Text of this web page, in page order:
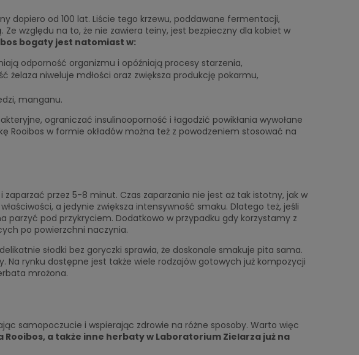
dopiero od 100 lat. Liście tego krzewu, poddawane fermentacji,
. Ze względu na to, że nie zawiera teiny, jest bezpieczny dla kobiet w
bogaty jest natomiast w:
odporność organizmu i opóźniają procesy starzenia,
niweluje mdłości oraz zwiększa produkcję pokarmu,
manganu.
ograniczać insulinooporność i łagodzić powikłania wywołane
Rooibos w formie okładów można też z powodzeniem stosować na
przez 5-8 minut. Czas zaparzania nie jest aż tak istotny, jak w
a jedynie zwiększa intensywność smaku. Dlatego też, jeśli
parzyć pod przykryciem. Dodatkowo w przypadku gdy korzystamy z
po powierzchni naczynia.
słodki bez goryczki sprawia, że doskonale smakuje pita sama.
Na rynku dostępne jest także wiele rodzajów gotowych już kompozycji
mrożona.
samopoczucie i wspierając zdrowie na różne sposoby. Warto więc
Rooibos, a także inne herbaty w Laboratorium Zielarza już na